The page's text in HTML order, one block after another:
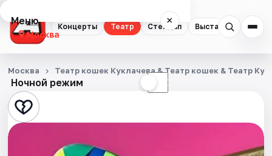
Концерты Театр Стендап Выставки
Меню ×
Москва
Концерты
Театр
Стендап
Выставки
Ночной режим ☾
Москва Театр кошек Куклачева & Театр кошек & Театр